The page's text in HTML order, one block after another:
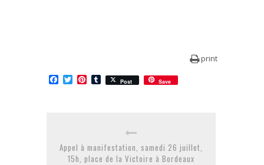
print
Facebook
TwitterPinterest
Tumblr
Post Save
Appel à manifestation, samedi 26 juillet,
15h, place de la Victoire à Bordeaux